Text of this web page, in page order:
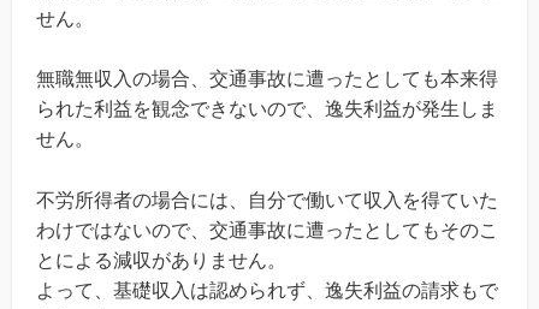
せん。
無職無収入の場合、交通事故に遭ったとしても本来得
られた利益を観念できないので、逸失利益が発生しま
せん。
不労所得者の場合には、自分で働いて収入を得ていた
わけではないので、交通事故に遭ったとしてもそのこ
とによる減収がありません。
よって、基礎収入は認められず、逸失利益の請求もで